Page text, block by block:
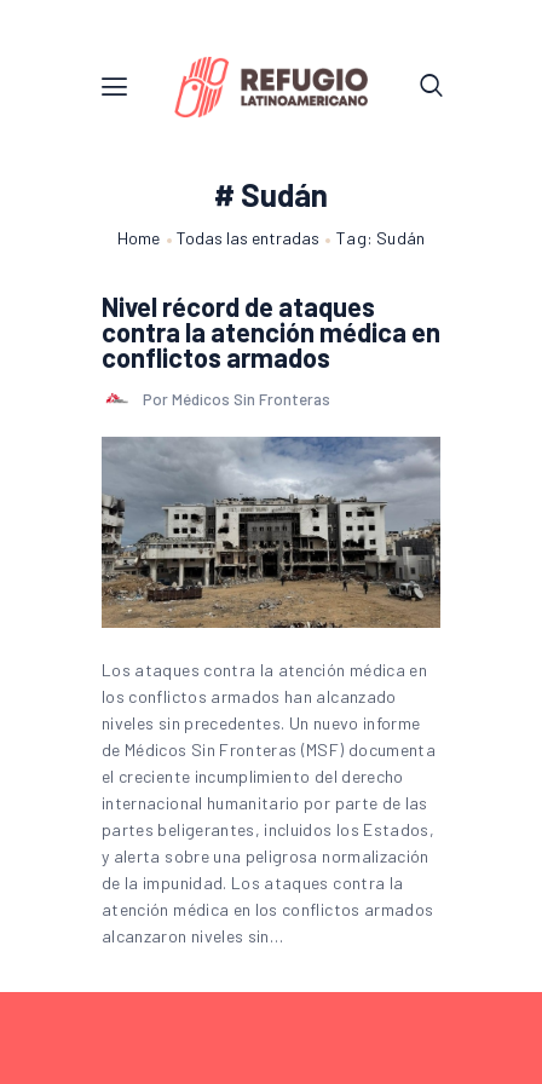
# Sudán
Home Todas las entradas Tag: Sudán
Nivel récord de ataques
contra la atención médica en
conflictos armados
Por Médicos Sin Fronteras
Los ataques contra la atención médica en
los conflictos armados han alcanzado
niveles sin precedentes. Un nuevo informe
de Médicos Sin Fronteras (MSF) documenta
el creciente incumplimiento del derecho
internacional humanitario por parte de las
partes beligerantes, incluidos los Estados,
y alerta sobre una peligrosa normalización
de la impunidad. Los ataques contra la
atención médica en los conflictos armados
alcanzaron niveles sin…